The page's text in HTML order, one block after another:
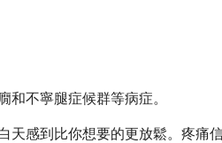
不寧腿症候群等病症。
感到比你想要的更放鬆。疼痛